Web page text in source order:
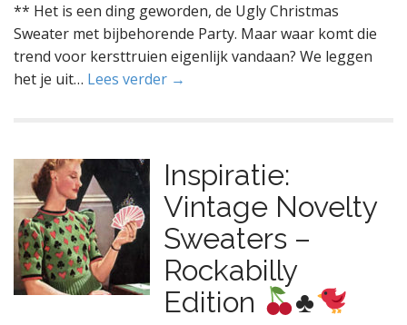
** Het is een ding geworden, de Ugly Christmas
Sweater met bijbehorende Party. Maar waar komt die
trend voor kersttruien eigenlijk vandaan? We leggen
het je uit… Lees verder →
Inspiratie:
Vintage Novelty
Sweaters –
Rockabilly
Edition
♣️